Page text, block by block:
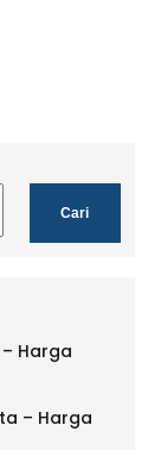
Cari
Harga
– Harga